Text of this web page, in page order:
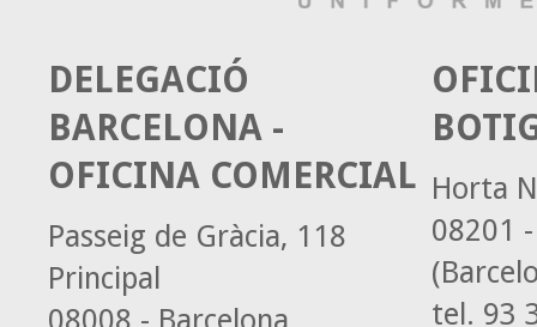
Horta
08201
tel. 93
DELEGACIÓ
BARCELONA -
OFICINA COMERCIAL
Passeig de Gràcia, 118
Principal